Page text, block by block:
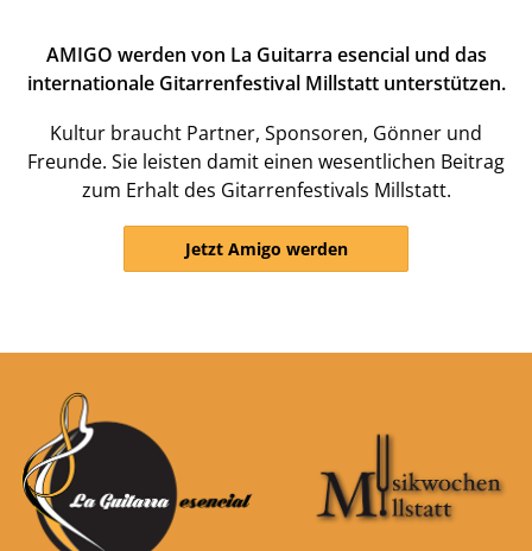
AMIGO werden von La Guitarra esencial und das
internationale Gitarrenfestival Millstatt unterstützen.
Kultur braucht Partner, Sponsoren, Gönner und
Freunde. Sie leisten damit einen wesentlichen Beitrag
zum Erhalt des Gitarrenfestivals Millstatt.
Jetzt Amigo werden